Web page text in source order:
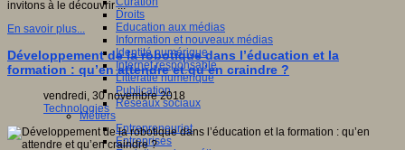
Droits
Education aux médias
Information et nouveaux médias
Identité numérique
Internet responsable
Littératie numérique
Publication
Réseaux sociaux
Métiers
Entrepreneuriat
Entreprises
invitons à le découvrir ...
En savoir plus...
Développement de la robotique dans l’éducation et la
formation : qu’en attendre et qu’en craindre ?
vendredi, 30 novembre 2018
Technologies